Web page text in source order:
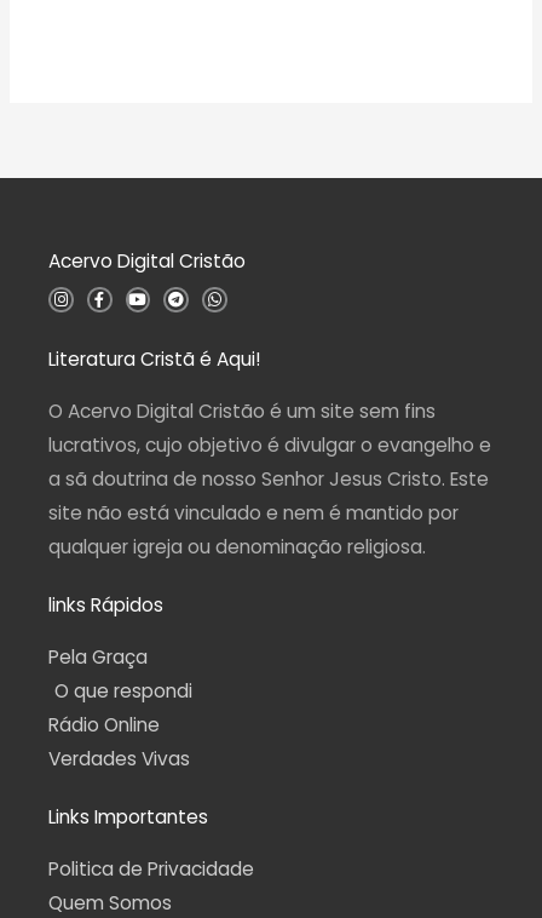
Acervo Digital Cristão
I
n
a
g
a
m
F
a
b
o
k
-
f
Y
o
u
b
T
e
g
r
m
W
h
s
a
p
Literatura Cristã é Aqui!
O Acervo Digital Cristão é um site sem fins
lucrativos, cujo objetivo é divulgar o evangelho e
a sã doutrina de nosso Senhor Jesus Cristo. Este
site não está vinculado e nem é mantido por
qualquer igreja ou denominação religiosa.
links Rápidos
Pela Graça
O que respondi
Rádio Online
Verdades Vivas
Links Importantes
Politica de Privacidade
Quem Somos